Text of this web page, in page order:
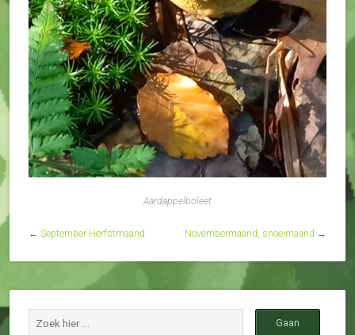
Aardappelboleet
← September Herfstmaand Novembermaand, snoeimaand →